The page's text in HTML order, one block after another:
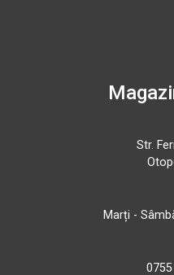
Str.
Marți -